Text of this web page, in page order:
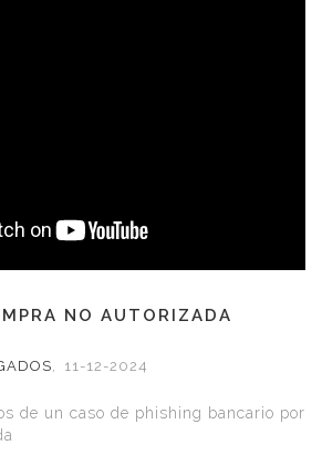
NO AUTORIZADA
, 11-12-2024
de un caso de phishing bancario por